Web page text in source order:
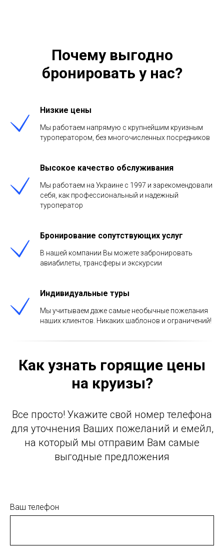
Почему выгодно
бронировать у нас?
Низкие цены
Мы работаем напрямую с крупнейшим круизным
туроператором, без многочисленных посредников
Высокое качество обслуживания
Мы работаем на Украине с 1997 и зарекомендовали
себя, как профессиональный и надежный
туроператор
Бронирование сопутствующих услуг
В нашей компании Вы можете забронировать
авиабилеты, трансферы и экскурсии
Индивидуальные туры
Мы учитываем даже самые необычные пожелания
наших клиентов. Никаких шаблонов и ограничений!
Как узнать горящие цены
на круизы?
Все просто! Укажите свой номер телефона
для уточнения Ваших пожеланий и емейл,
на который мы отправим Вам самые
выгодные предложения
Ваш телефон